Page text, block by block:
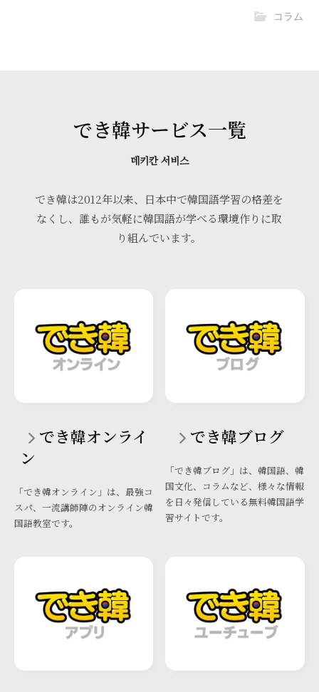
コラム
でき韓サービス一覧
데키칸 서비스
でき韓は2012年以来、日本中で韓国語学習の格差を
なくし、誰もが気軽に韓国語が学べる環境作りに取
り組んでいます。
でき韓オンライ
ン
「でき韓オンライン」は、最強コ
スパ、一流講師陣のオンライン韓
国語教室です。
でき韓ブログ
「でき韓ブログ」は、韓国語、韓
国文化、コラムなど、様々な情報
を日々発信している無料韓国語学
習サイトです。